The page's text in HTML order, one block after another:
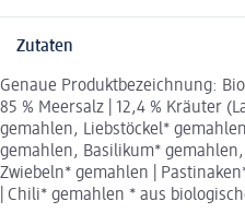
Zutaten
Genaue Produktbezeichnung:
85 % Meersalz | 12,4 % Kräuter
gemahlen, Liebstöckel*
gemahlen, Basilikum*
Zwiebeln* gemahlen |
| Chili* gemahlen * aus